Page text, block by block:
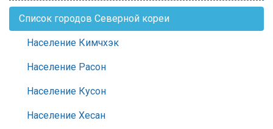
Список городов Северной кореи
Население Кимчхэк
Население Расон
Население Кусон
Население Хесан